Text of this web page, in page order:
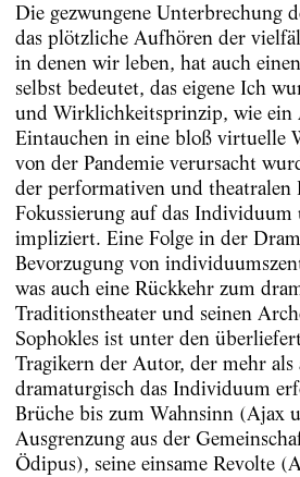
Die gezwungene Unterbrechung
das plötzliche Aufhören der
in denen wir leben, hat auch
selbst bedeutet, das eigene Ich
und Wirklichkeitsprinzip, wie ein
Eintauchen in eine bloß virtuelle
von der Pandemie verursacht
der performativen und theatralen
Fokussierung auf das Individuum
impliziert. Eine Folge in der
Bevorzugung von
was auch eine Rückkehr zum
Traditionstheater und seinen
Sophokles ist unter den
Tragikern der Autor, der mehr als
dramaturgisch das Individuum
Brüche bis zum Wahnsinn (Ajax
Ausgrenzung aus der
Ödipus), seine einsame Revolte